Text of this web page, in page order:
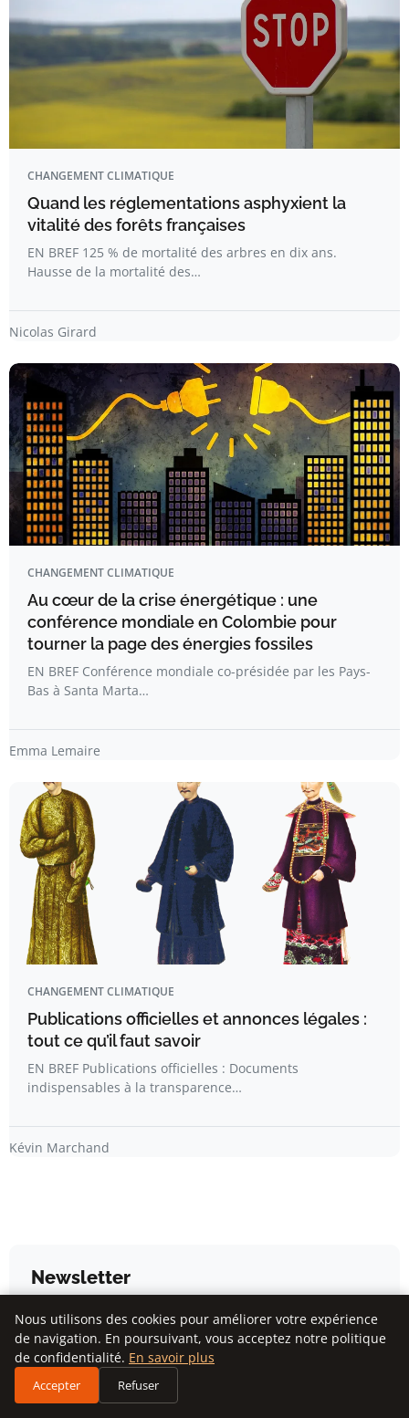
CHANGEMENT CLIMATIQUE
Quand les réglementations asphyxient la
vitalité des forêts françaises
EN BREF 125 % de mortalité des arbres en dix ans.
Hausse de la mortalité des…
Nicolas Girard
CHANGEMENT CLIMATIQUE
Au cœur de la crise énergétique : une
conférence mondiale en Colombie pour
tourner la page des énergies fossiles
EN BREF Conférence mondiale co-présidée par les Pays-
Bas à Santa Marta…
Emma Lemaire
CHANGEMENT CLIMATIQUE
Publications officielles et annonces légales :
tout ce qu’il faut savoir
EN BREF Publications officielles : Documents
indispensables à la transparence…
Kévin Marchand
Newsletter
Inscrivez-vous pour recevoir nos derniers articles
directement dans votre boîte mail.
Nous utilisons des cookies pour améliorer votre expérience
de navigation. En poursuivant, vous acceptez notre politique
de confidentialité. En savoir plus
Accepter Refuser